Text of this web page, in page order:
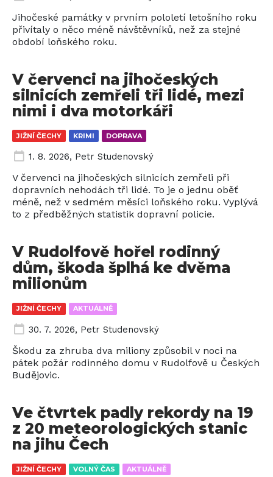
Jihočeské památky v prvním pololetí letošního roku
přivítaly o něco méně návštěvníků, než za stejné
období loňského roku.
JIŽNÍ ČECHY KRIMI DOPRAVA
V červenci na jihočeských
silnicích zemřeli tři lidé, mezi
nimi i dva motorkáři
1. 8. 2026, Petr Studenovský
V červenci na jihočeských silnicích zemřeli při
dopravních nehodách tři lidé. To je o jednu oběť
méně, než v sedmém měsíci loňského roku. Vyplývá
to z předběžných statistik dopravní policie.
JIŽNÍ ČECHY AKTUÁLNĚ
V Rudolfově hořel rodinný
dům, škoda šplhá ke dvěma
milionům
30. 7. 2026, Petr Studenovský
Škodu za zhruba dva miliony způsobil v noci na
pátek požár rodinného domu v Rudolfově u Českých
Budějovic.
JIŽNÍ ČECHY VOLNÝ ČAS AKTUÁLNĚ
Ve čtvrtek padly rekordy na 19
z 20 meteorologických stanic
na jihu Čech